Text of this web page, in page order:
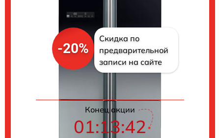
-20%
Скидка по
предварительной
записи на сайте
Конец акции
01:13:41